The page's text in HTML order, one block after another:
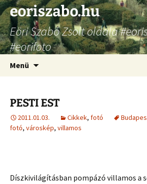
Ugrás
a
tartalomhoz
eoriszabo.hu
Eöri Szabó Zsolt oldala
#eorifoto
Menü
PESTI EST
2011.01.03. Cikkek, fotó
fotó, városkép, villamos
Díszkivilágításban pompázó villamos a